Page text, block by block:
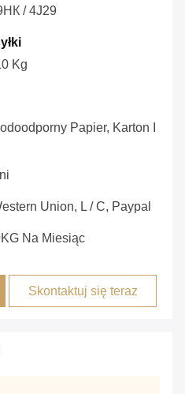
/ 4J29
Kg
Papier, Karton I
Union, L / C, Paypal
Na Miesiąc
Skontaktuj się teraz